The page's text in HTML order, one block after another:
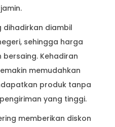
dihadirkan diambil
sehingga harga
Kehadiran
memudahkan
produk tanpa
yang tinggi.
memberikan diskon